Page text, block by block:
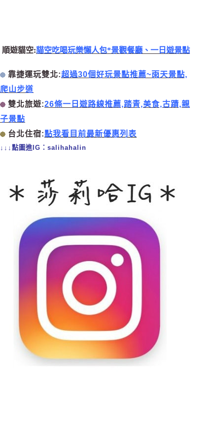
順遊貓空:貓空吃喝玩樂懶人包*景觀餐廳、一日遊景點
靠捷運玩雙北:超過30個好玩景點推薦~雨天景點,
爬山步道
雙北旅遊:26條一日遊路線推薦,踏青,美食,古蹟,親
子景點
台北住宿:點我看目前最新優惠列表
↓↓↓點圖進IG：salihahalin